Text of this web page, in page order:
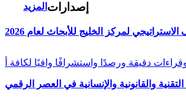
المزيد إصدارات
الاستراتيجي لمركز الخليج للأبحاث لعام 2026
والقانونية والإنسانية في العصر الرقمي